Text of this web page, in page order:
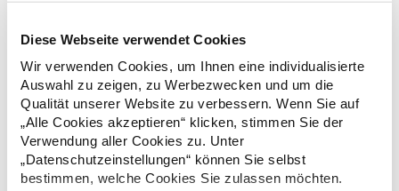
Diese Webseite verwendet Cookies
Wir verwenden Cookies, um Ihnen eine individualisierte
Auswahl zu zeigen, zu Werbezwecken und um die
Qualität unserer Website zu verbessern. Wenn Sie auf
„Alle Cookies akzeptieren“ klicken, stimmen Sie der
Verwendung aller Cookies zu. Unter
„Datenschutzeinstellungen“ können Sie selbst
bestimmen, welche Cookies Sie zulassen möchten.
Strapazierfähiges Polohemd aus Mischgewebe Overlock-Nähte
mit Polyfilm für Formstabilität Flachstrick-Kragen und
Ärmelbündchen in Rippstrick Doppelnähte an Schultern
Verstärkte Nähte an stark beanspruchten Stellen Neutrales
Etikett im Kragen für die einfache Veredelung/Personalisierung
Verstärkte Knopfleiste mit drei Knöpfen Aufgesetzte
ab16,05 € *